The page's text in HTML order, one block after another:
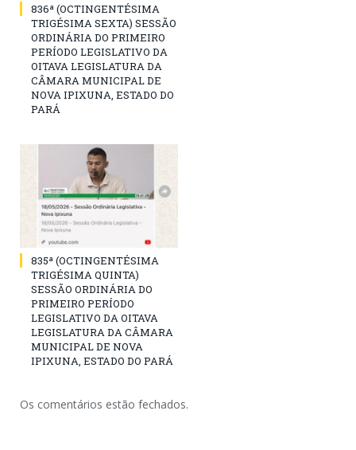
836ª (OCTINGENTÉSIMA
TRIGÉSIMA SEXTA) SESSÃO
ORDINÁRIA DO PRIMEIRO
PERÍODO LEGISLATIVO DA
OITAVA LEGISLATURA DA
CÂMARA MUNICIPAL DE
NOVA IPIXUNA, ESTADO DO
PARÁ
835ª (OCTINGENTÉSIMA
TRIGÉSIMA QUINTA)
SESSÃO ORDINÁRIA DO
PRIMEIRO PERÍODO
LEGISLATIVO DA OITAVA
LEGISLATURA DA CÂMARA
MUNICIPAL DE NOVA
IPIXUNA, ESTADO DO PARÁ
Os comentários estão fechados.